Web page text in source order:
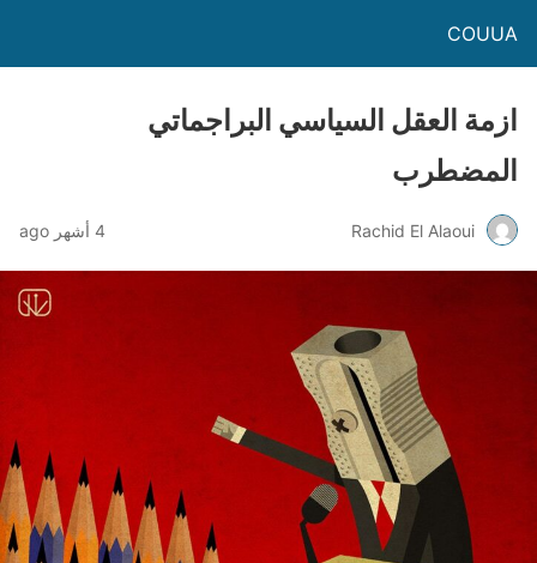
COUUA
ازمة العقل السياسي البراجماتي
المضطرب
Rachid El Alaoui 4 أشهر ago